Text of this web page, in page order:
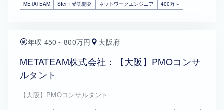
METATEAM SIer・受託開発 ネットワークエンジニア 400万～
年収 450～800万円 大阪府
METATEAM株式会社：【大阪】PMOコンサ
ルタント
【大阪】PMOコンサルタント